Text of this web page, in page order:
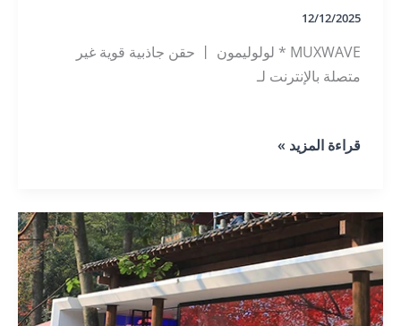
12/12/2025
MUXWAVE * لولوليمون 丨 حقن جاذبية قوية غير
متصلة بالإنترنت لـ
MUXWAVE
تحويل
المتاجر
إلى
مراكز
مرور
نابضة
بالحياة
قراءة المزيد »